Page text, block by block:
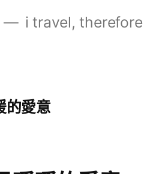
i travel, therefore
的愛意